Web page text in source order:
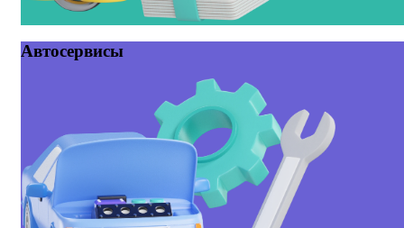
Автосервисы